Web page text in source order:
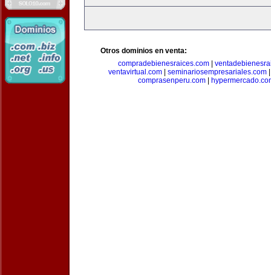
Otros dominios en venta:
compradebienesraices.com
ventavirtual.com
seminariosempresariales.com
comprasenperu.com|